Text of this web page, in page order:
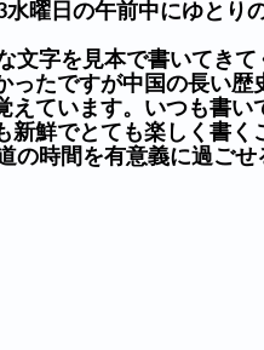
ったですが中国の長い歴
ています。いつも書い
鮮でとても楽しく書く